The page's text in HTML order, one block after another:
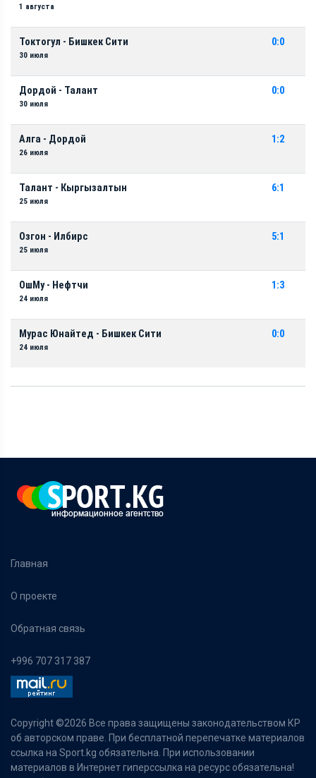
1 августа
Токтогул - Бишкек Сити
30 июля
0:0
Дордой - Талант
30 июля
0:0
Алга - Дордой
26 июля
1:2
Талант - Кыргызалтын
25 июля
6:1
Озгон - Илбирс
25 июля
5:1
ОшМу - Нефтчи
24 июля
1:3
Мурас Юнайтед - Бишкек Сити
24 июля
0:0
Главная
О проекте
Обратная связь
+996 707 317 387
Copyright ©2026 Все права защищены законодательством КР
об авторском праве. При бесплатной перепечатке материалов
ссылка на Sport.kg обязательна. При использовании
материалов в Интернет гиперссылка на ресурс обязательна!